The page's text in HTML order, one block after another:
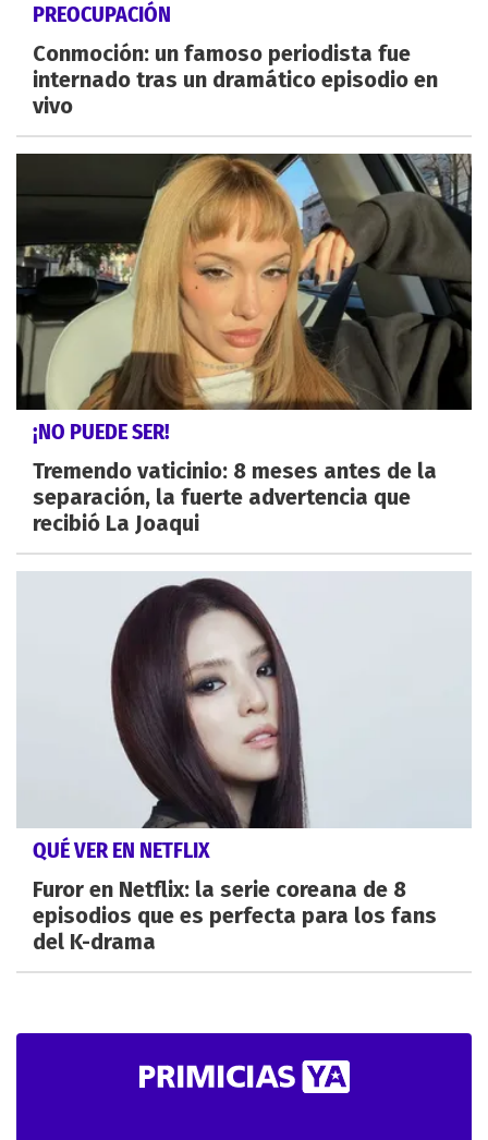
PREOCUPACIÓN
Conmoción: un famoso periodista fue
internado tras un dramático episodio en
vivo
¡NO PUEDE SER!
Tremendo vaticinio: 8 meses antes de la
separación, la fuerte advertencia que
recibió La Joaqui
QUÉ VER EN NETFLIX
Furor en Netflix: la serie coreana de 8
episodios que es perfecta para los fans
del K-drama